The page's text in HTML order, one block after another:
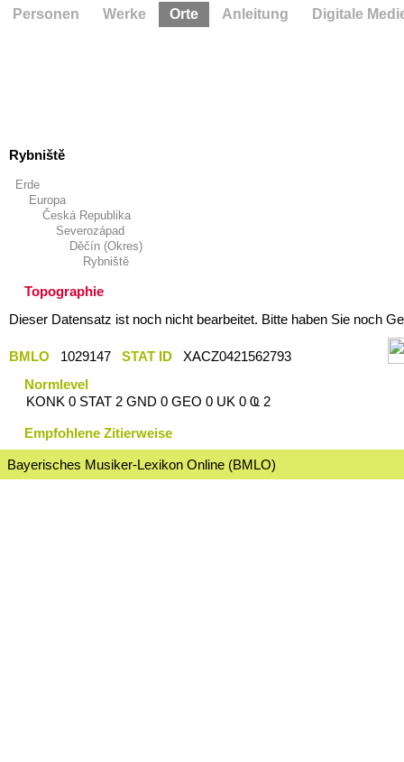
Rybniště
Erde
Europa
Česká Republika
Severozápad
Děčín (Okres)
Rybniště
Topographie
Dieser Datensatz ist noch nicht bearbeitet. Bitte haben Sie noch
BMLO 1029147 STAT ID
XACZ0421562793
Normlevel
KONK 0 STAT 2 GND 0 GEO 0 UK 0 Ҩ 2
Empfohlene Zitierweise
Bayerisches Musiker-Lexikon Online (BMLO)
Personen Werke Orte Anleitung Digitale